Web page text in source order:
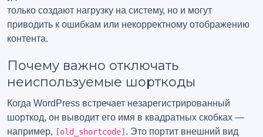
только создают нагрузку на систему, но и могут
приводить к ошибкам или некорректному отображению
контента.
Почему важно отключать
неиспользуемые шорткоды
Когда WordPress встречает незарегистрированный
шорткод, он выводит его имя в квадратных скобках —
например, [old_shortcode]. Это портит внешний вид